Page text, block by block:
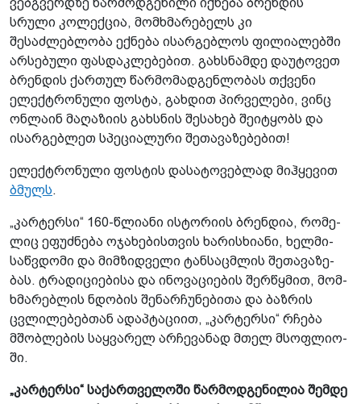
ვებგვერდზე წარმოდგენილი იქნება ბრენდის
სრული კოლექცია, მომხმარებელს კი
შესაძლებლობა ექნება ისარგებლოს ფილიალებში
არსებული ფასდაკლებებით. გახსნამდე დაუტოვეთ
ბრენდის ქართულ წარმომადგენლობას თქვენი
ელექტრონული ფოსტა, გახდით პირველები, ვინც
ონლაინ მაღაზიის გახსნის შესახებ შეიტყობს და
ისარგებლეთ სპეციალური შეთავაზებებით!
ელექტრონული ფოსტის დასატოვებლად მიჰყევით
ბმულს.
„კარ­ტერ­სი“ 160-წლი­ა­ნი ისტორიის ბრენდია, რო­მე­
ლიც ეფუძ­ნე­ბა ოჯა­ხე­ბის­თვის ხარის­ხი­ა­ნი, ხელ­მი­
საწ­ვდო­მი და მიმ­ზიდ­ვე­ლი ტან­საც­მლის შე­თა­ვა­ზე­
ბას. ტრადიციები­სა და ინო­ვა­ცი­ე­ბის შერ­წყმით, მომ­
ხმა­რებ­ლის ნდო­ბის შე­ნარ­ჩუ­ნე­ბი­თა და ბაზ­რის
ცვლი­ლე­ბებ­თან ადაპ­ტა­ცი­ით, „კარ­ტერ­სი“ რჩე­ბა
მშობ­ლე­ბის საყ­ვა­რელ არჩევა­ნად მთელ მსოფ­ლი­ო­
ში.
„კარტერსი“ საქართველოში წარმოდგენილია შემდე